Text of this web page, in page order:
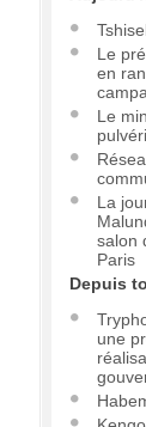
Le
en
Le
La
salon
Paris
Depuis
une